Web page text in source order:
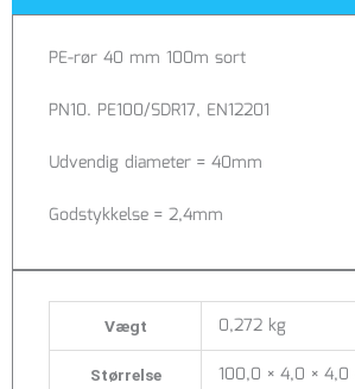
PE-rør 40 mm 100m sort
PN10. PE100/SDR17, EN12201
Udvendig diameter = 40mm
Godstykkelse = 2,4mm
Vægt 0,272 kg
Størrelse 100,0 × 4,0 × 4,0